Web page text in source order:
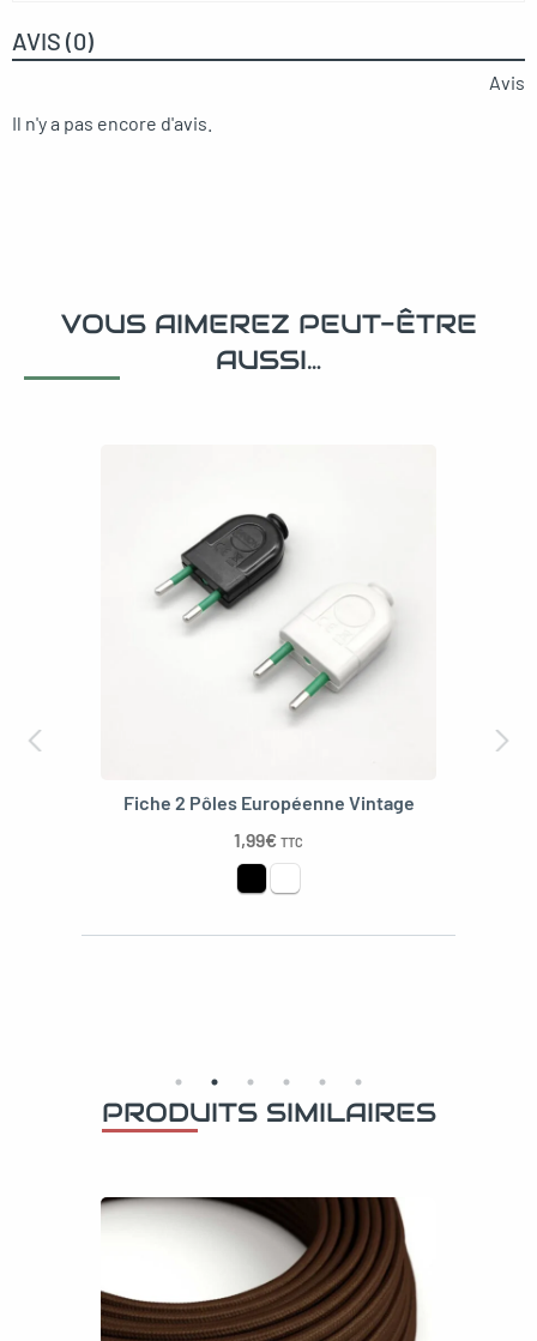
AVIS (0)
Avis
Il n'y a pas encore d'avis.
VOUS AIMEREZ PEUT-ÊTRE
AUSSI…
Fiche 2 Pôles Européenne Vintage
1,99€ TTC
PRODUITS SIMILAIRES